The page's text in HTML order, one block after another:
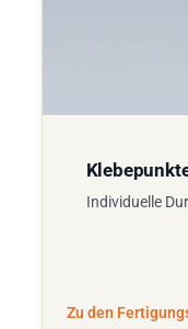
Individuelle
Zu den